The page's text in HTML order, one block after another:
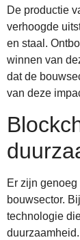
De productie
verhoogde
en staal.
winnen van
dat de
van deze
Er zijn
bouwsector.
technologie